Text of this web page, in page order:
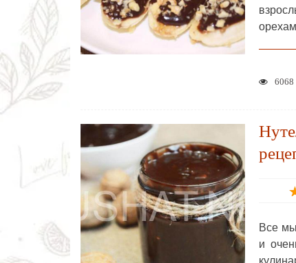
6068
Все
и